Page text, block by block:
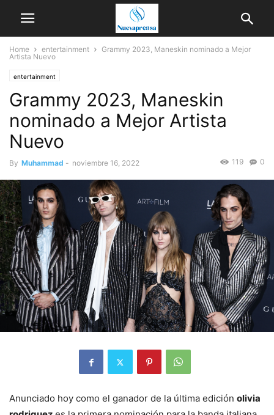
Home entertainment
Grammy 2023, Maneskin nominado a Mejor
Artista Nuevo
entertainment
Grammy 2023, Maneskin
nominado a Mejor Artista
Nuevo
By Muhammad - noviembre 16, 2022 0
119
Anunciado hoy como el ganador de la última edición olivia